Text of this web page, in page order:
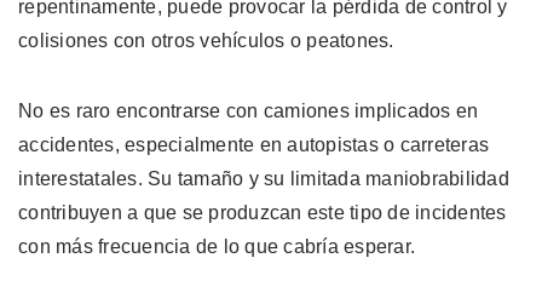
repentinamente, puede provocar la pérdida de control y
colisiones con otros vehículos o peatones.
No es raro encontrarse con camiones implicados en
accidentes, especialmente en autopistas o carreteras
interestatales. Su tamaño y su limitada maniobrabilidad
contribuyen a que se produzcan este tipo de incidentes
con más frecuencia de lo que cabría esperar.